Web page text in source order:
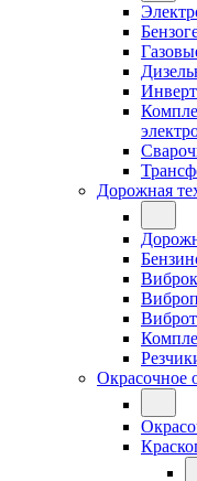
Дорожная
Окрасочное